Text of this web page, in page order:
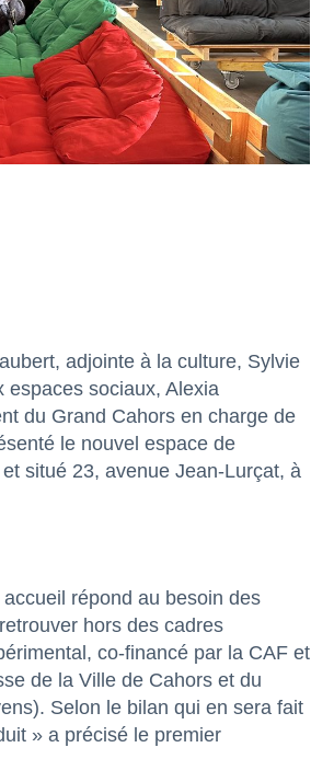
adjointe à la culture, Sylvie
espaces sociaux, Alexia
du Grand Cahors en charge de
le nouvel espace de
situé 23, avenue Jean-Lurçat, à
répond au besoin des
hors des cadres
co-financé par la CAF et
de la Ville de Cahors et du
Selon le bilan qui en sera fait
» a précisé le premier